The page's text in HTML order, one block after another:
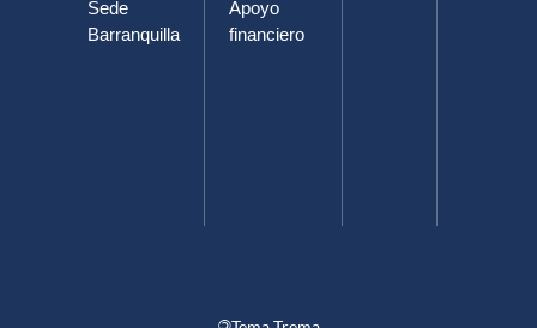
Sede
Barranquilla
Apoyo
financiero